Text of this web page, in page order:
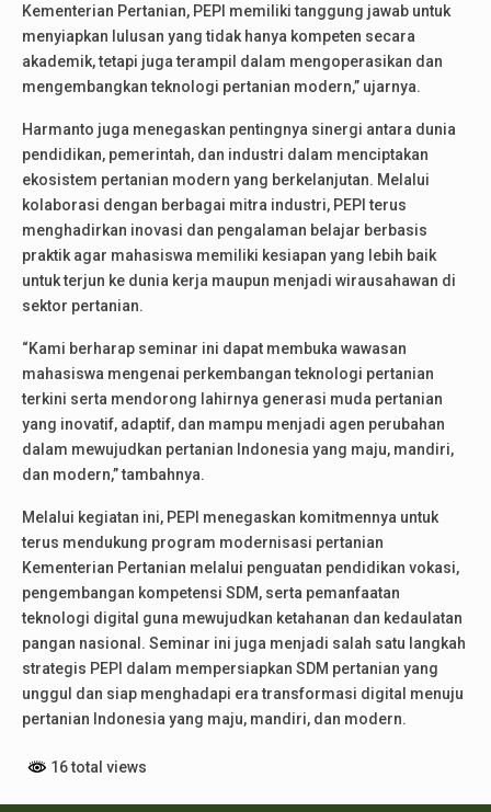
Kementerian Pertanian, PEPI memiliki tanggung jawab untuk
menyiapkan lulusan yang tidak hanya kompeten secara
akademik, tetapi juga terampil dalam mengoperasikan dan
mengembangkan teknologi pertanian modern,” ujarnya.
Harmanto juga menegaskan pentingnya sinergi antara dunia
pendidikan, pemerintah, dan industri dalam menciptakan
ekosistem pertanian modern yang berkelanjutan. Melalui
kolaborasi dengan berbagai mitra industri, PEPI terus
menghadirkan inovasi dan pengalaman belajar berbasis
praktik agar mahasiswa memiliki kesiapan yang lebih baik
untuk terjun ke dunia kerja maupun menjadi wirausahawan di
sektor pertanian.
“Kami berharap seminar ini dapat membuka wawasan
mahasiswa mengenai perkembangan teknologi pertanian
terkini serta mendorong lahirnya generasi muda pertanian
yang inovatif, adaptif, dan mampu menjadi agen perubahan
dalam mewujudkan pertanian Indonesia yang maju, mandiri,
dan modern,” tambahnya.
Melalui kegiatan ini, PEPI menegaskan komitmennya untuk
terus mendukung program modernisasi pertanian
Kementerian Pertanian melalui penguatan pendidikan vokasi,
pengembangan kompetensi SDM, serta pemanfaatan
teknologi digital guna mewujudkan ketahanan dan kedaulatan
pangan nasional. Seminar ini juga menjadi salah satu langkah
strategis PEPI dalam mempersiapkan SDM pertanian yang
unggul dan siap menghadapi era transformasi digital menuju
pertanian Indonesia yang maju, mandiri, dan modern.
16 total views